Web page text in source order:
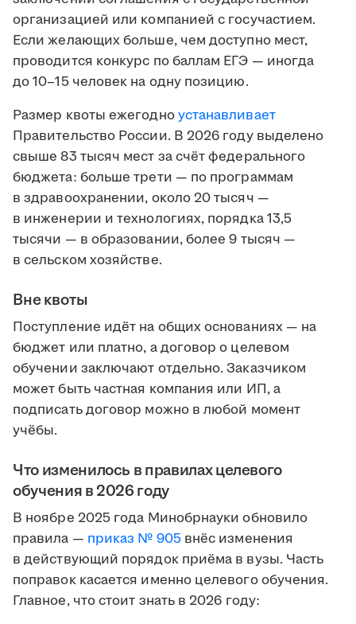
организацией или компанией с госучастием.
Если желающих больше, чем доступно мест,
проводится конкурс по баллам ЕГЭ — иногда
до 10–15 человек на одну позицию.
Размер квоты ежегодноустанавливает
Правительство России. В 2026 году выделено
свыше 83 тысяч мест за счёт федерального
бюджета: больше трети — по программам
в здравоохранении, около 20 тысяч —
в инженерии и технологиях, порядка 13,5
тысячи — в образовании, более 9 тысяч —
в сельском хозяйстве.
Вне квоты
Поступление идёт на общих основаниях — на
бюджет или платно, а договор о целевом
обучении заключают отдельно. Заказчиком
может быть частная компания или ИП, а
подписать договор можно в любой момент
учёбы.
Что изменилось в правилах целевого
обучения в 2026 году
В ноябре 2025 года Минобрнауки обновило
правила — приказ № 905внёс изменения
в действующий порядок приёма в вузы. Часть
поправок касается именно целевого обучения.
Главное, что стоит знать в 2026 году: